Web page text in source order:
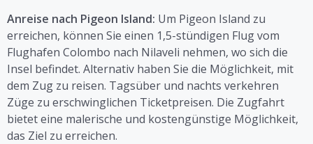
Anreise nach Pigeon Island: Um Pigeon Island zu
erreichen, können Sie einen 1,5-stündigen Flug vom
Flughafen Colombo nach Nilaveli nehmen, wo sich die
Insel befindet. Alternativ haben Sie die Möglichkeit, mit
dem Zug zu reisen. Tagsüber und nachts verkehren
Züge zu erschwinglichen Ticketpreisen. Die Zugfahrt
bietet eine malerische und kostengünstige Möglichkeit,
das Ziel zu erreichen.